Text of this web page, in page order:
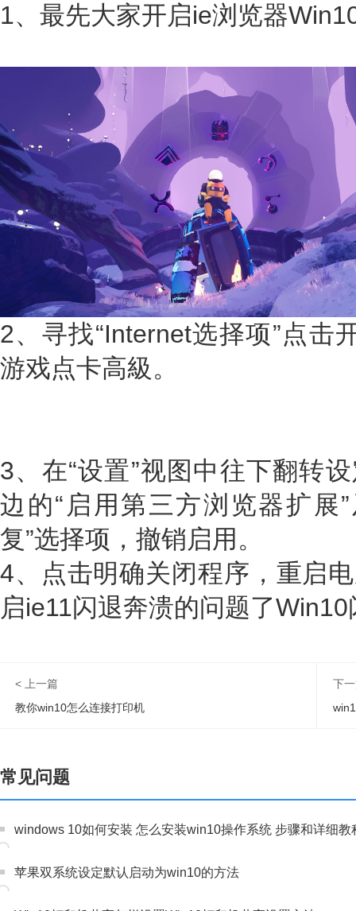
1、最先大家开启ie浏览器
2、寻找“Internet选择项”点击
游戏点卡高級。
3、在“设置”视图中往下翻转
边的“启用第三方浏览器扩展
复”选择项，撤销启用。
4、点击明确关闭程序，重启
启ie11闪退奔溃的问题了Win10
< 上一篇
教你win10怎么连接打印机
下
常见问题
windows 10如何安装 怎么安装win10操作系统 步骤和详细教
苹果双系统设定默认启动为win10的方法